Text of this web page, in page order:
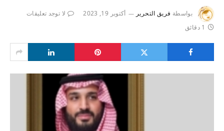
بواسطة فريق التحرير أكتوبر 19, 2023
لا توجد تعليقات
1 دقائق